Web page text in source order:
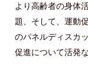
より高齢者の身体
題、そして、運動
のパネルディスカ
促進について活発